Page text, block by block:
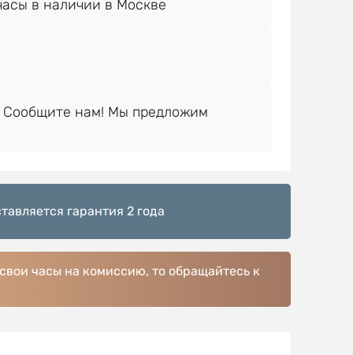
нам! Мы предложим
гарантия 2 года
часы на комиссию, то обращайтесь к